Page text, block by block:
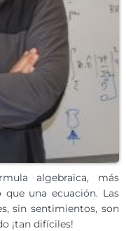
algebraica, más
una ecuación. Las
sin sentimientos, son
¡tan difíciles!